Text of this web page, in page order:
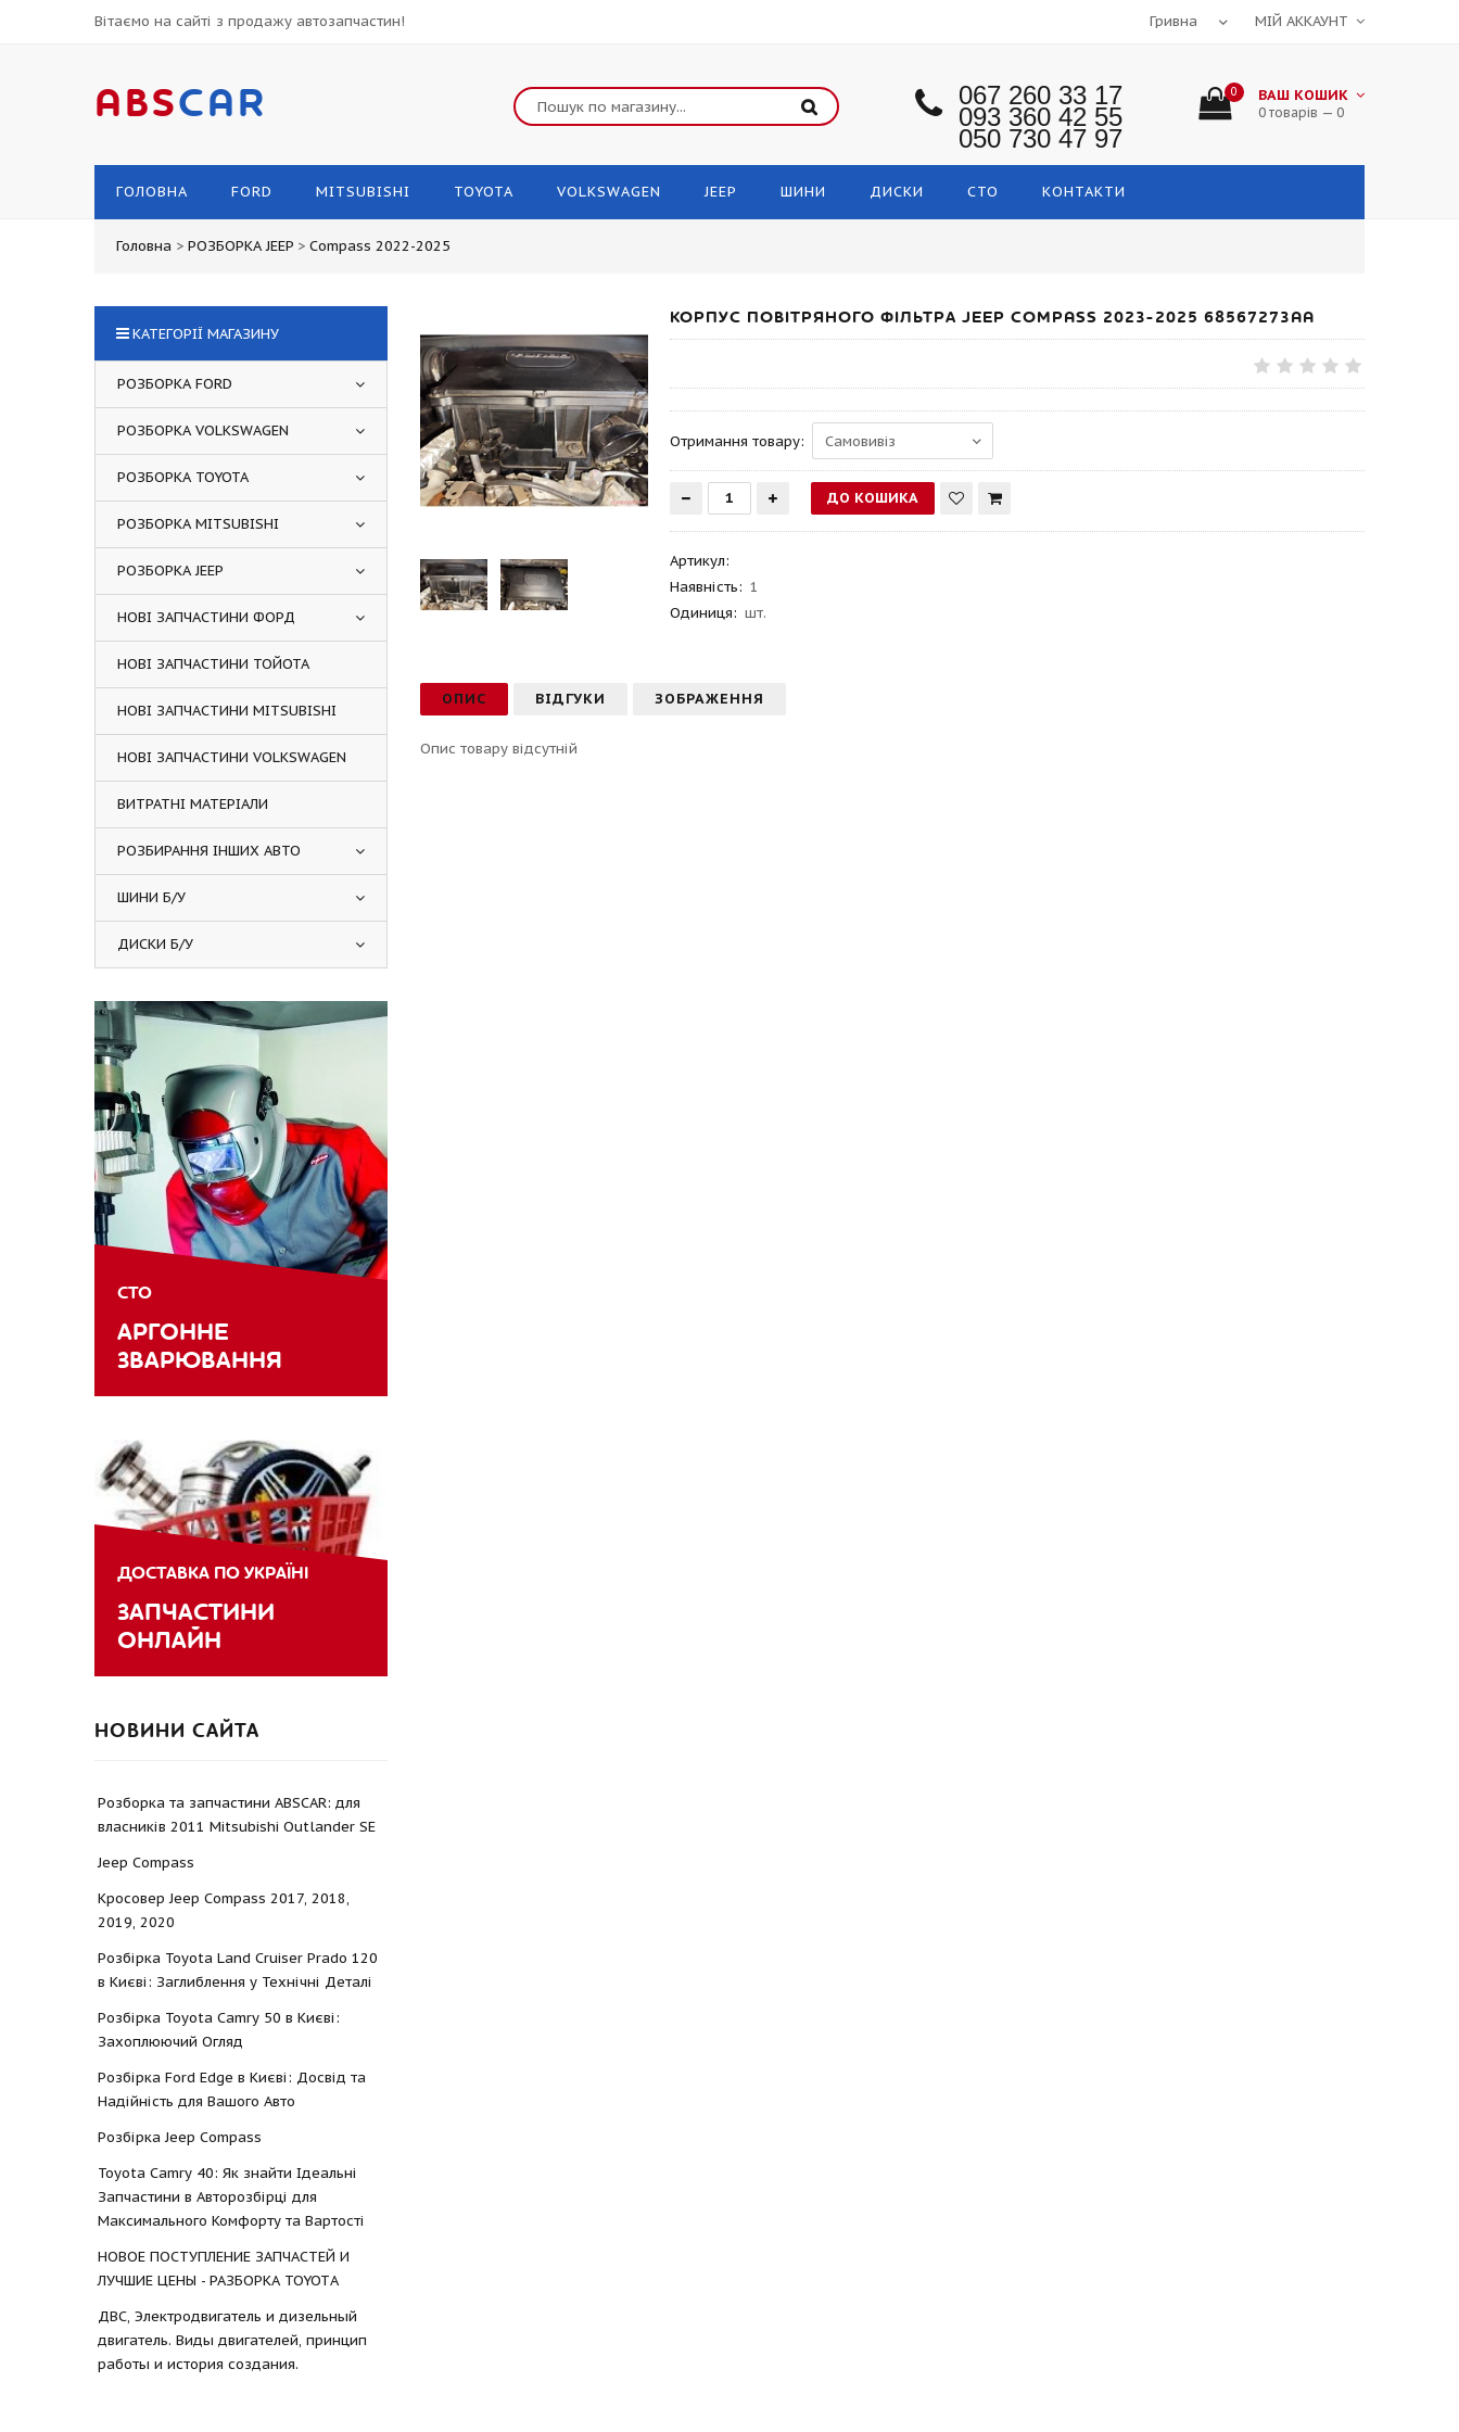
Вітаємо на сайті з продажу автозапчастин! МІЙ АККАУНТ
ABSCAR 067 260 33 17
093 360 42 55
050 730 47 97
0 ВАШ КОШИК
0 товарів — 0
ГОЛОВНА FORD MITSUBISHI TOYOTA VOLKSWAGEN JEEP ШИНИ ДИСКИ СТО КОНТАКТИ
Головна > РОЗБОРКА JEEP > Compass 2022-2025
КОРПУС ПОВІТРЯНОГО ФІЛЬТРА JEEP COMPASS 2023-2025 68567273AA
Отримання товару:
Артикул:
Наявність: 1
Одиниця: шт.
ОПИС ВІДГУКИ ЗОБРАЖЕННЯ
Опис товару відсутній
КАТЕГОРІЇ МАГАЗИНУ
РОЗБОРКА FORD
РОЗБОРКА VOLKSWAGEN
РОЗБОРКА TOYOTA
РОЗБОРКА MITSUBISHI
РОЗБОРКА JEEP
НОВІ ЗАПЧАСТИНИ ФОРД
НОВІ ЗАПЧАСТИНИ ТОЙОТА
НОВІ ЗАПЧАСТИНИ MITSUBISHI
НОВІ ЗАПЧАСТИНИ VOLKSWAGEN
ВИТРАТНІ МАТЕРІАЛИ
РОЗБИРАННЯ ІНШИХ АВТО
ШИНИ Б/У
ДИСКИ Б/У
СТО
АРГОННЕ
ЗВАРЮВАННЯ
ДОСТАВКА ПО УКРАЇНІ
ЗАПЧАСТИНИ
ОНЛАЙН
НОВИНИ САЙТА
Розборка та запчастини ABSCAR: для
власників 2011 Mitsubishi Outlander SE
Jeep Compass
Кросовер Jeep Compass 2017, 2018,
2019, 2020
Розбірка Toyota Land Cruiser Prado 120
в Києві: Заглиблення у Технічні Деталі
Розбірка Toyota Camry 50 в Києві:
Захоплюючий Огляд
Розбірка Ford Edge в Києві: Досвід та
Надійність для Вашого Авто
Розбірка Jeep Compass
Toyota Camry 40: Як знайти Ідеальні
Запчастини в Авторозбірці для
Максимального Комфорту та Вартості
НОВОЕ ПОСТУПЛЕНИЕ ЗАПЧАСТЕЙ И
ЛУЧШИЕ ЦЕНЫ - РАЗБОРКА TOYOTА
ДВС, Электродвигатель и дизельный
двигатель. Виды двигателей, принцип
работы и история создания.